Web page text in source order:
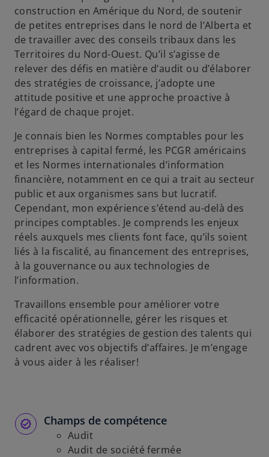
construction en Amérique du Nord, de soutenir
de petites entreprises dans le nord de l’Alberta et
de travailler avec des conseils tribaux dans les
Territoires du Nord-Ouest. Qu’il s’agisse de
relever des défis en matière d’audit ou d’élaborer
des stratégies de croissance, j’adopte une
attitude positive et une approche proactive à
l’égard de chaque projet.
Je connais bien les Normes comptables pour les
entreprises à capital fermé, les PCGR américains
et les Normes internationales d’information
financière, notamment en ce qui a trait au secteur
public et aux organismes sans but lucratif.
Cependant, mon expérience s’étend au-delà des
principes comptables. Je comprends les enjeux
réels auxquels mes clients font face, qu’ils soient
liés à la fiscalité, au financement des entreprises,
à la gouvernance ou aux technologies de
l’information.
Travaillons ensemble pour améliorer votre
efficacité opérationnelle, gérer les risques et
élaborer des stratégies de gestion des talents qui
cadrent avec vos objectifs d’affaires. Je m’engage
à vous aider à les réaliser!
Champs de compétence
Audit
Audit de société fermée